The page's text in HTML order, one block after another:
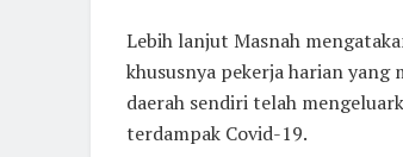
Lebih lanjut Masnah
khususnya pekerja harian
daerah sendiri telah
terdampak Covid-19.